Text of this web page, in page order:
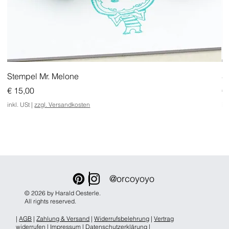
Stempel Mr. Melone
Preis
€ 15,00
inkl. USt |zzgl. Versandkosten
€
@orcoyoyo
© 2026 by Harald Oesterle.
All rights reserved.
|AGB |Zahlung & Versand |Widerrufsbelehrung |Vertrag
widerrufen | Impressum | Datenschutzerklärung |